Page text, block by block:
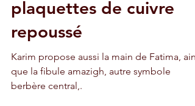
à Agadir : merveilleuses
plaquettes de cuivre
repoussé
Karim propose aussi la main de Fatima,